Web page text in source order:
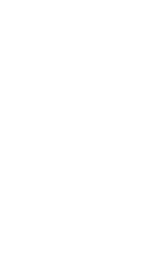
ご質問をまとめました。